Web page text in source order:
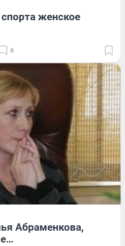
женское
6
Абраменкова,